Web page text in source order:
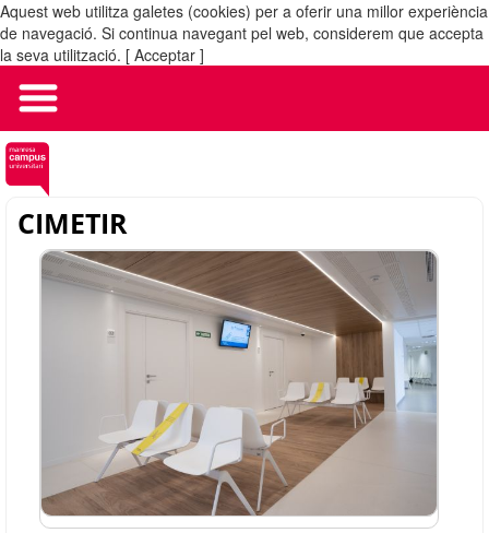
Aquest web utilitza galetes (cookies) per a oferir una millor experiència
de navegació. Si continua navegant pel web, considerem que accepta
la seva utilització. [ Acceptar ]
MENÚ
CIMETIR